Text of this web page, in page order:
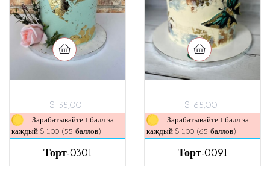
$ 55,00
Зарабатывайте 1 балл за
каждый $ 1,00 (55 баллов)
Торт-0301
$ 65,00
Зарабатывайте 1 балл за
каждый $ 1,00 (65 баллов)
Торт-0091